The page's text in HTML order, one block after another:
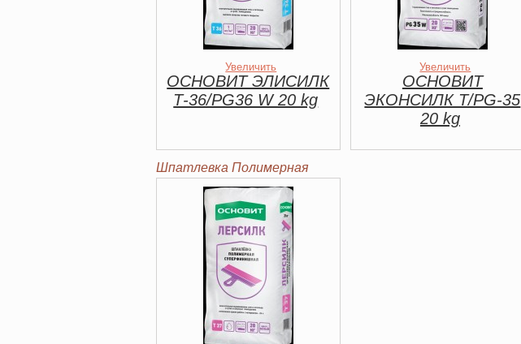
Увеличить
ОСНОВИТ ЭЛИСИЛК
Т-36/PG36 W 20 kg
Увеличить
ОСНОВИТ
ЭКОНСИЛК Т/PG-35
20 kg
Шпатлевка Полимерная